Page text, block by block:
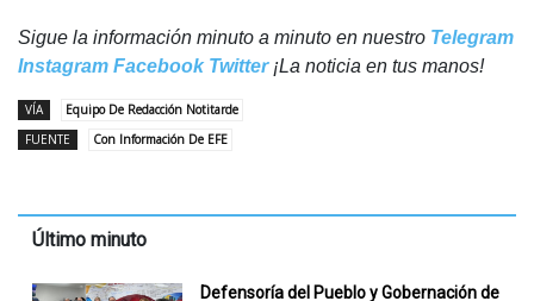
Sigue la información minuto a minuto en nuestro Telegram
Instagram Facebook Twitter¡La noticia en tus manos!
VÍA
Equipo De Redacción Notitarde
FUENTE
Con Información De EFE
Último minuto
Defensoría del Pueblo y Gobernación de